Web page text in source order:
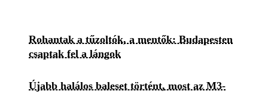
Rohantak a tűzoltók, a mentők: Budapesten
csaptak fel a lángok
Újabb halálos baleset történt, most az M3-